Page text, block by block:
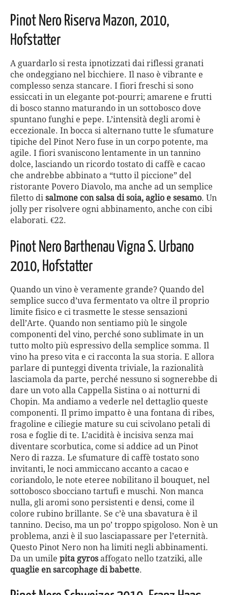
Pinot Nero Riserva Mazon, 2010,
Hofstatter
A guardarlo si resta ipnotizzati dai riflessi granati
che ondeggiano nel bicchiere. Il naso è vibrante e
complesso senza stancare. I fiori freschi si sono
essiccati in un elegante pot-pourri; amarene e frutti
di bosco stanno maturando in un sottobosco dove
spuntano funghi e pepe. L’intensità degli aromi è
eccezionale. In bocca si alternano tutte le sfumature
tipiche del Pinot Nero fuse in un corpo potente, ma
agile. I fiori svaniscono lentamente in un tannino
dolce, lasciando un ricordo tostato di caffè e cacao
che andrebbe abbinato a “tutto il piccione” del
ristorante Povero Diavolo, ma anche ad un semplice
filetto di salmone con salsa di soia, aglio e sesamo. Un
jolly per risolvere ogni abbinamento, anche con cibi
elaborati. €22.
Pinot Nero Barthenau Vigna S. Urbano
2010, Hofstatter
Quando un vino è veramente grande? Quando del
semplice succo d’uva fermentato va oltre il proprio
limite fisico e ci trasmette le stesse sensazioni
dell’Arte. Quando non sentiamo più le singole
componenti del vino, perché sono sublimate in un
tutto molto più espressivo della semplice somma. Il
vino ha preso vita e ci racconta la sua storia. E allora
parlare di punteggi diventa triviale, la razionalità
lasciamola da parte, perché nessuno si sognerebbe di
dare un voto alla Cappella Sistina o ai notturni di
Chopin. Ma andiamo a vederle nel dettaglio queste
componenti. Il primo impatto è una fontana di ribes,
fragoline e ciliegie mature su cui scivolano petali di
rosa e foglie di te. L’acidità è incisiva senza mai
diventare scorbutica, come si addice ad un Pinot
Nero di razza. Le sfumature di caffè tostato sono
invitanti, le noci ammiccano accanto a cacao e
coriandolo, le note eteree nobilitano il bouquet, nel
sottobosco sbocciano tartufi e muschi. Non manca
nulla, gli aromi sono persistenti e densi, come il
colore rubino brillante. Se c’è una sbavatura è il
tannino. Deciso, ma un po’ troppo spigoloso. Non è un
problema, anzi è il suo lasciapassare per l’eternità.
Questo Pinot Nero non ha limiti negli abbinamenti.
Da un umile pita gyrosaffogato nello tzatziki, alle
quaglie en sarcophage di babette.